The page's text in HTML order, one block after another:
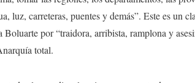
luz, carreteras, puentes y demás”. Este es un
Boluarte por “traidora, arribista, ramplona y
total.